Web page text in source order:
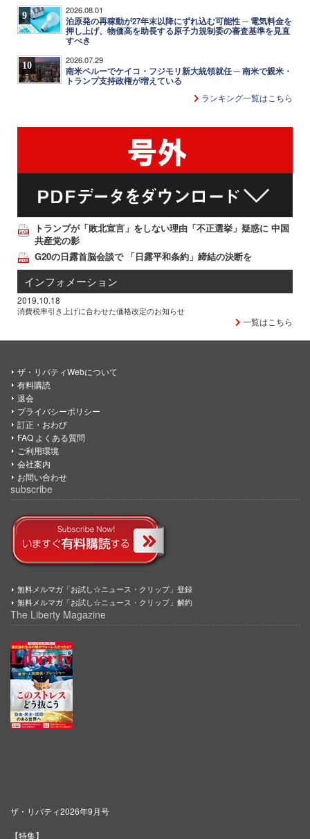
9 2026.08.01
泊原発の再稼動が27年末以降にずれ込む可能性 ─ 電気料金を
押し上げ、物価高を助長する原子力規制委の審査基準を見直
すべき
10 2026.07.29
南米ペルーでケイコ・フジモリ新大統領就任 ─ 南米で親米・
トランプ支持政権が増えている
ランキング一覧はこちら
トランプが「敗北宣言」をしない理由「不正選挙」疑惑に 中国
共産党の影
G20の日露首脳会談で 「日露平和条約」締結の決断を
インフォメーション
2019.10.18
消費税率引き上げに合わせた価格改定のお知らせ
一覧はこちら
ザ・リバティWebについて
有料購読
退会
プライバシーポリシー
訂正・おわび
FAQ よくある質問
ご利用環境
会社案内
お問い合わせ
subscribe
無料メルマガ「お試し☆ニュース・クリップ」登録
無料メルマガ「お試し☆ニュース・クリップ」解約
The Liberty Magazine
ザ・リバティ2026年9月号
【特集】